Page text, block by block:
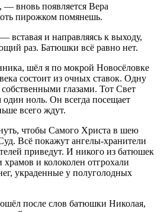
вновь появляется Вера
пирожком помянешь.
и направляясь к выходу,
раз. Батюшки всё равно нет.
шёл я по мокрой Новосёловке
состоит из очных ставок. Одну
глазами. Тот Свет
один ноль. Он всегда посещает
всего ждут.
чтобы Самого Христа в шею
Всё покажут ангелы-хранители
приведут. И никого из батюшек
храмов и колоколен отгрохали
украденные у полуголодных
после слов батюшки Николая,